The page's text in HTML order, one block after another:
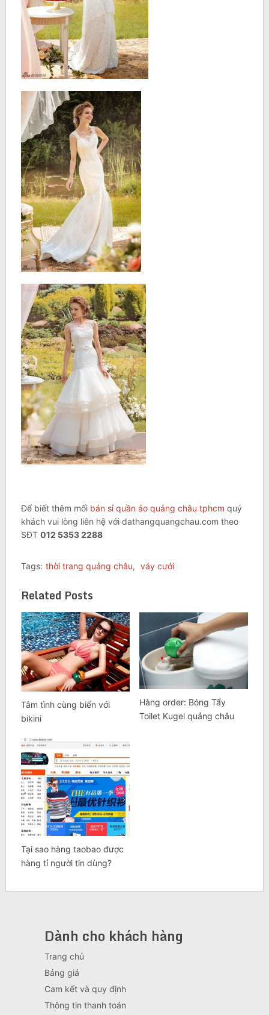
Để biết thêm mối bán sỉ quần áo quảng châu tphcm quý
khách vui lòng liên hệ với dathangquangchau.com theo
SĐT 012 5353 2288
Tags: thời trang quảng châu, váy cưới
Related Posts
Tâm tình cùng biển với
bikini
Hàng order: Bóng Tẩy
Toilet Kugel quảng châu
Tại sao hàng taobao được
hàng tỉ người tin dùng?
Dành cho khách hàng
Trang chủ
Bảng giá
Cam kết và quy định
Thông tin thanh toán